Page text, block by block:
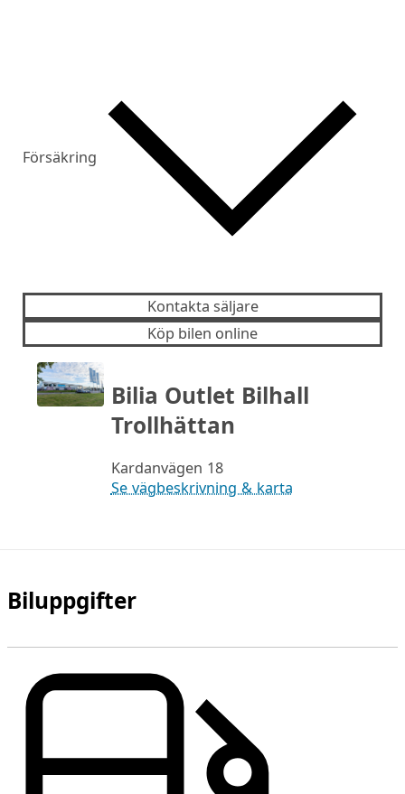
Försäkring
Kontakta säljare
Köp bilen online
Bilia Outlet Bilhall
Trollhättan
Kardanvägen 18
Se vägbeskrivning & karta
Biluppgifter